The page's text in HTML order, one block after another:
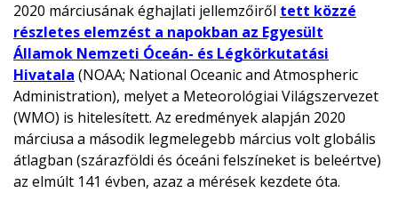
2020 márciusának éghajlati jellemzőiről tett közzé
részletes elemzést a napokban az Egyesült
Államok Nemzeti Óceán- és Légkörkutatási
Hivatala (NOAA; National Oceanic and Atmospheric
Administration), melyet a Meteorológiai Világszervezet
(WMO) is hitelesített. Az eredmények alapján 2020
márciusa a második legmelegebb március volt globális
átlagban (szárazföldi és óceáni felszíneket is beleértve)
az elmúlt 141 évben, azaz a mérések kezdete óta.